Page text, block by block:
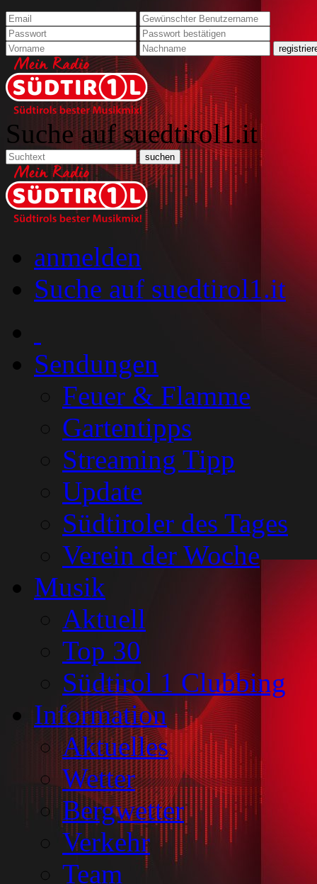
Suche auf suedtirol1.it
anmelden
Suche auf suedtirol1.it
Sendungen
Feuer & Flamme
Gartentipps
Streaming Tipp
Update
Südtiroler des Tages
Verein der Woche
Musik
Aktuell
Top 30
Südtirol 1 Clubbing
Information
Aktuelles
Wetter
Bergwetter
Verkehr
Team